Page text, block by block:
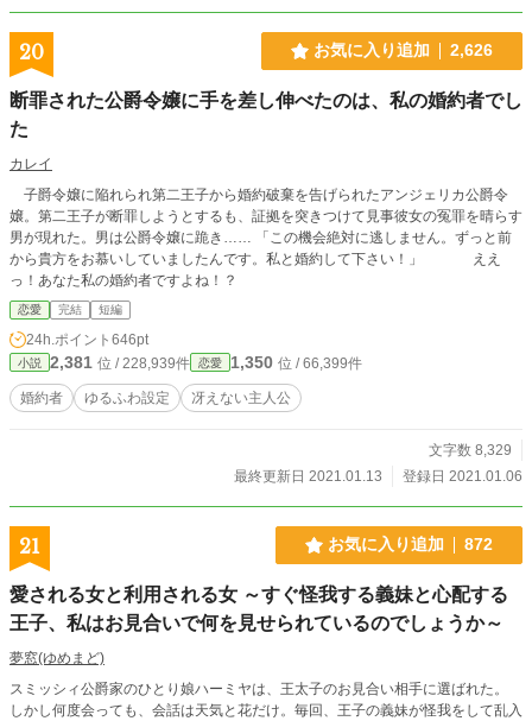
20 お気に入り追加 2,626
断罪された公爵令嬢に手を差し伸べたのは、私の婚約者でし
た
カレイ
子爵令嬢に陥れられ第二王子から婚約破棄を告げられたアンジェリカ公爵令
嬢。第二王子が断罪しようとするも、証拠を突きつけて見事彼女の冤罪を晴らす
男が現れた。男は公爵令嬢に跪き…… 「この機会絶対に逃しません。ずっと前
から貴方をお慕いしていましたんです。私と婚約して下さい！」 ええ
っ！あなた私の婚約者ですよね！？
恋愛 完結 短編
24h.ポイント 646pt
小説 2,381 位 / 228,939件 恋愛 1,350 位 / 66,399件
婚約者 ゆるふわ設定 冴えない主人公
文字数 8,329
最終更新日 2021.01.13
登録日 2021.01.06
21 お気に入り追加 872
愛される女と利用される女 ～すぐ怪我する義妹と心配する
王子、私はお見合いで何を見せられているのでしょうか～
夢窓(ゆめまど)
スミッシィ公爵家のひとり娘ハーミヤは、王太子のお見合い相手に選ばれた。
しかし何度会っても、会話は天気と花だけ。毎回、王子の義妹が怪我をして乱入